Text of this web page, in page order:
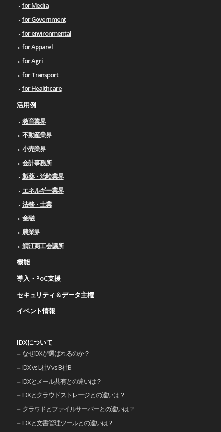
for Media
for Government
for environmental
for Apparel
for Agri
for Transport
for Healthcare
活用例
教育業界
不動産業界
小売業界
会計事務所
製薬・治験業界
エネルギー業界
法務・士業
金融
農業界
鯖江商工会議所
機能
導入・PoC支援
セキュリティ＆データ主権
イベント情報
IDXについて
なぜIDXが選ばれるのか？
IDX vs L社V vs B社B
IDXとメール共有との違いは？
IDXとクラウドストレージとの違いは？
クラウドとファイルサーバーとの違いは？
IDXと文書管理ツールとの違いは？